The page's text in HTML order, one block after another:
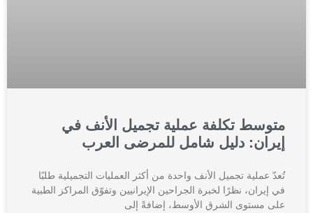
متوسط تكلفة عملية تجميل الأنف في
إيران: دليل شامل للمرضى العرب
تُعدّ عملية تجميل الأنف واحدة من أكثر العمليات التجميلية طلبًا
في إيران، نظرًا لخبرة الجراحين الإيرانيين وتفوّق المراكز الطبية
على مستوى الشرق الأوسط، إضافةً إلى